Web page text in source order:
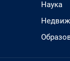
Наука